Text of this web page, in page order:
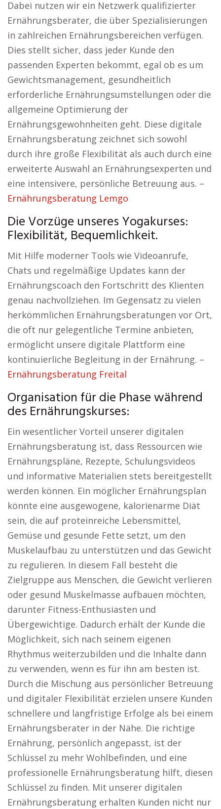
Dabei nutzen wir ein Netzwerk qualifizierter
Ernährungsberater, die über Spezialisierungen
in zahlreichen Ernährungsbereichen verfügen.
Dies stellt sicher, dass jeder Kunde den
passenden Experten bekommt, egal ob es um
Gewichtsmanagement, gesundheitlich
erforderliche Ernährungsumstellungen oder die
allgemeine Optimierung der
Ernährungsgewohnheiten geht. Diese digitale
Ernährungsberatung zeichnet sich sowohl
durch ihre große Flexibilität als auch durch eine
erweiterte Auswahl an Ernährungsexperten und
eine intensivere, persönliche Betreuung aus. –
Ernährungsberatung Lemgo
Die Vorzüge unseres Yogakurses:
Flexibilität, Bequemlichkeit.
Mit Hilfe moderner Tools wie Videoanrufe,
Chats und regelmäßige Updates kann der
Ernährungscoach den Fortschritt des Klienten
genau nachvollziehen. Im Gegensatz zu vielen
herkömmlichen Ernährungsberatungen vor Ort,
die oft nur gelegentliche Termine anbieten,
ermöglicht unsere digitale Plattform eine
kontinuierliche Begleitung in der Ernährung. –
Ernährungsberatung Freital
Organisation für die Phase während
des Ernährungskurses:
Ein wesentlicher Vorteil unserer digitalen
Ernährungsberatung ist, dass Ressourcen wie
Ernährungspläne, Rezepte, Schulungsvideos
und informative Materialien stets bereitgestellt
werden können. Ein möglicher Ernährungsplan
könnte eine ausgewogene, kalorienarme Diät
sein, die auf proteinreiche Lebensmittel,
Gemüse und gesunde Fette setzt, um den
Muskelaufbau zu unterstützen und das Gewicht
zu regulieren. In diesem Fall besteht die
Zielgruppe aus Menschen, die Gewicht verlieren
oder gesund Muskelmasse aufbauen möchten,
darunter Fitness-Enthusiasten und
Übergewichtige. Dadurch erhält der Kunde die
Möglichkeit, sich nach seinem eigenen
Rhythmus weiterzubilden und die Inhalte dann
zu verwenden, wenn es für ihn am besten ist.
Durch die Mischung aus persönlicher Betreuung
und digitaler Flexibilität erzielen unsere Kunden
schnellere und langfristige Erfolge als bei einem
Ernährungsberater in der Nähe. Die richtige
Ernährung, persönlich angepasst, ist der
Schlüssel zu mehr Wohlbefinden, und eine
professionelle Ernährungsberatung hilft, diesen
Schlüssel zu finden. Mit unserer digitalen
Ernährungsberatung erhalten Kunden nicht nur